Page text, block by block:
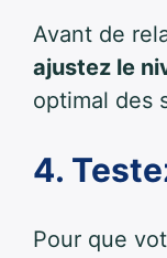
Avant de
ajustez le
optimal des
4.
Pour que